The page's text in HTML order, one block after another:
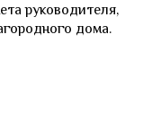
руководителя,
дома.